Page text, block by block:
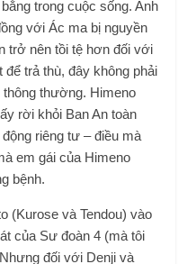
trong cuộc sống. Anh
với Ác ma bị nguyền
trở nên tồi tệ hơn đối với
trả thù, đây không phải
thông thường. Himeno
rời khỏi Ban An toàn
riêng tư – điều mà
em gái của Himeno
bệnh.
(Kurose và Tendou) vào
của Sư đoàn 4 (mà tôi
đối với Denji và